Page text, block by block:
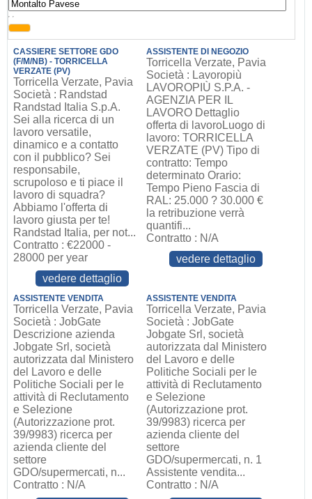
, ,
CASSIERE SETTORE GDO
(F/M/NB) - TORRICELLA
VERZATE (PV)
Torricella Verzate, Pavia
Società : Randstad
Randstad Italia S.p.A.
Sei alla ricerca di un
lavoro versatile,
dinamico e a contatto
con il pubblico? Sei
responsabile,
scrupoloso e ti piace il
lavoro di squadra?
Abbiamo l'offerta di
lavoro giusta per te!
Randstad Italia, per not...
Contratto : €22000 -
28000 per year
vedere dettaglio
ASSISTENTE DI NEGOZIO
Torricella Verzate, Pavia
Società : Lavoropiù
LAVOROPIÙ S.P.A. -
AGENZIA PER IL
LAVORO Dettaglio
offerta di lavoroLuogo di
lavoro: TORRICELLA
VERZATE (PV) Tipo di
contratto: Tempo
determinato Orario:
Tempo Pieno Fascia di
RAL: 25.000 ? 30.000 €
la retribuzione verrà
quantifi...
Contratto : N/A
vedere dettaglio
ASSISTENTE VENDITA
Torricella Verzate, Pavia
Società : JobGate
Descrizione azienda
Jobgate Srl, società
autorizzata dal Ministero
del Lavoro e delle
Politiche Sociali per le
attività di Reclutamento
e Selezione
(Autorizzazione prot.
39/9983) ricerca per
azienda cliente del
settore
GDO/supermercati, n...
Contratto : N/A
ASSISTENTE VENDITA
Torricella Verzate, Pavia
Società : JobGate
Jobgate Srl, società
autorizzata dal Ministero
del Lavoro e delle
Politiche Sociali per le
attività di Reclutamento
e Selezione
(Autorizzazione prot.
39/9983) ricerca per
azienda cliente del
settore
GDO/supermercati, n. 1
Assistente vendita...
Contratto : N/A